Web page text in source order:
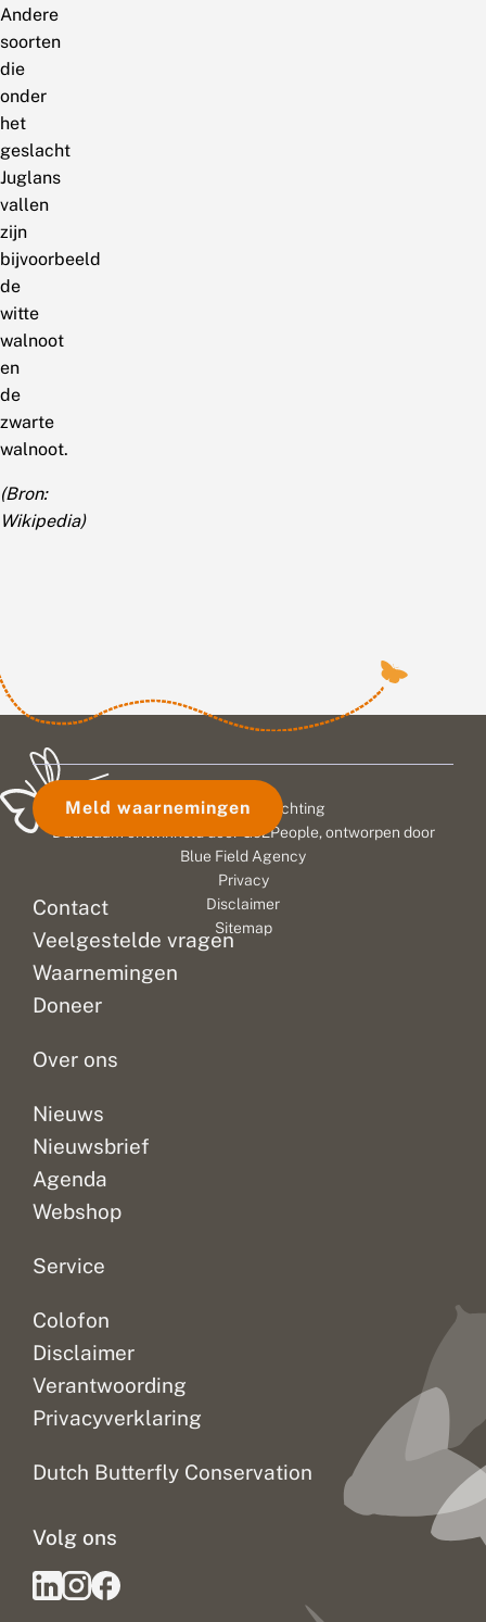
Andere
soorten
die
onder
het
geslacht
Juglans
vallen
zijn
bijvoorbeeld
de
witte
walnoot
en
de
zwarte
walnoot.
(Bron:
Wikipedia)
Contact
Veelgestelde vragen
Waarnemingen
Doneer
Over ons
Nieuws
Nieuwsbrief
Agenda
Webshop
Service
Colofon
Disclaimer
Verantwoording
Privacyverklaring
Dutch Butterfly Conservation
Volg ons
Meld waarnemingen
© 2026 Vlinderstichting
Duurzaam ontwikkeld doorGo2People, ontworpen door
Blue Field Agency
Privacy
Disclaimer
Sitemap